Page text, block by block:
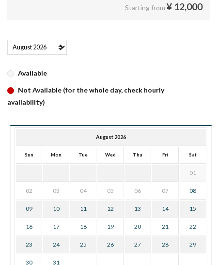
Starting from ¥ 12,000
Available
Not Available (for the whole day, check hourly
availability)
August 2026
Sun Mon Tue Wed Thu Fri Sat
01
02 03 04 05 06 07 08
09 10 11 12 13 14 15
16 17 18 19 20 21 22
23 24 25 26 27 28 29
30 31